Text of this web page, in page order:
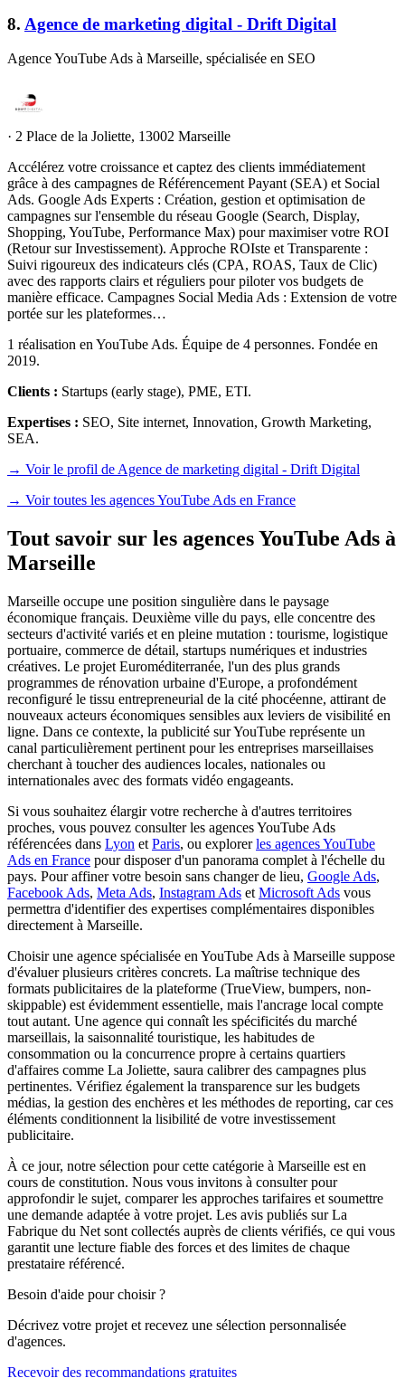
8. Agence de marketing digital - Drift Digital
Agence YouTube Ads à Marseille, spécialisée en SEO
· 2 Place de la Joliette, 13002 Marseille
Accélérez votre croissance et captez des clients immédiatement
grâce à des campagnes de Référencement Payant (SEA) et Social
Ads. Google Ads Experts : Création, gestion et optimisation de
campagnes sur l'ensemble du réseau Google (Search, Display,
Shopping, YouTube, Performance Max) pour maximiser votre ROI
(Retour sur Investissement). Approche ROIste et Transparente :
Suivi rigoureux des indicateurs clés (CPA, ROAS, Taux de Clic)
avec des rapports clairs et réguliers pour piloter vos budgets de
manière efficace. Campagnes Social Media Ads : Extension de votre
portée sur les plateformes…
1 réalisation en YouTube Ads. Équipe de 4 personnes. Fondée en
2019.
Clients : Startups (early stage), PME, ETI.
Expertises : SEO, Site internet, Innovation, Growth Marketing,
SEA.
→ Voir le profil de Agence de marketing digital - Drift Digital
→ Voir toutes les agences YouTube Ads en France
Tout savoir sur les agences YouTube Ads à
Marseille
Marseille occupe une position singulière dans le paysage
économique français. Deuxième ville du pays, elle concentre des
secteurs d'activité variés et en pleine mutation : tourisme, logistique
portuaire, commerce de détail, startups numériques et industries
créatives. Le projet Euroméditerranée, l'un des plus grands
programmes de rénovation urbaine d'Europe, a profondément
reconfiguré le tissu entrepreneurial de la cité phocéenne, attirant de
nouveaux acteurs économiques sensibles aux leviers de visibilité en
ligne. Dans ce contexte, la publicité sur YouTube représente un
canal particulièrement pertinent pour les entreprises marseillaises
cherchant à toucher des audiences locales, nationales ou
internationales avec des formats vidéo engageants.
Si vous souhaitez élargir votre recherche à d'autres territoires
proches, vous pouvez consulter les agences YouTube Ads
référencées dans Lyon et Paris, ou explorerles agences YouTube
Ads en France pour disposer d'un panorama complet à l'échelle du
pays. Pour affiner votre besoin sans changer de lieu, Google Ads,
Facebook Ads, Meta Ads, Instagram Ads et Microsoft Ads vous
permettra d'identifier des expertises complémentaires disponibles
directement à Marseille.
Choisir une agence spécialisée en YouTube Ads à Marseille suppose
d'évaluer plusieurs critères concrets. La maîtrise technique des
formats publicitaires de la plateforme (TrueView, bumpers, non-
skippable) est évidemment essentielle, mais l'ancrage local compte
tout autant. Une agence qui connaît les spécificités du marché
marseillais, la saisonnalité touristique, les habitudes de
consommation ou la concurrence propre à certains quartiers
d'affaires comme La Joliette, saura calibrer des campagnes plus
pertinentes. Vérifiez également la transparence sur les budgets
médias, la gestion des enchères et les méthodes de reporting, car ces
éléments conditionnent la lisibilité de votre investissement
publicitaire.
À ce jour, notre sélection pour cette catégorie à Marseille est en
cours de constitution. Nous vous invitons à consulter pour
approfondir le sujet, comparer les approches tarifaires et soumettre
une demande adaptée à votre projet. Les avis publiés sur La
Fabrique du Net sont collectés auprès de clients vérifiés, ce qui vous
garantit une lecture fiable des forces et des limites de chaque
prestataire référencé.
Besoin d'aide pour choisir ?
Décrivez votre projet et recevez une sélection personnalisée
d'agences.
Recevoir des recommandations gratuites